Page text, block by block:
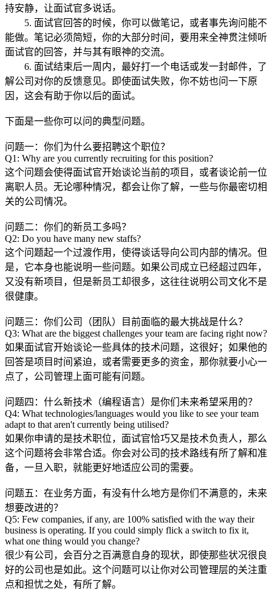
持安静，让面试官多说话。
5. 面试官回答的时候，你可以做笔记，或者事先询问能不
能做。笔记必须简短，你的大部分时间，要用来全神贯注倾听
面试官的回答，并与其有眼神的交流。
6. 面试结束后一周内，最好打一个电话或发一封邮件，了
解公司对你的反馈意见。即使面试失败，你不妨也问一下原
因，这会有助于你以后的面试。
下面是一些你可以问的典型问题。
问题一：你们为什么要招聘这个职位？
Q1: Why are you currently recruiting for this position?
这个问题会使得面试官开始谈论当前的项目，或者谈论前一位
离职人员。无论哪种情况，都会让你了解，一些与你最密切相
关的公司情况。
问题二：你们的新员工多吗？
Q2: Do you have many new staffs?
这个问题起一个过渡作用，使得谈话导向公司内部的情况。但
是，它本身也能说明一些问题。如果公司成立已经超过四年，
又没有新项目，但是新员工却很多，这往往说明公司文化不是
很健康。
问题三：你们公司（团队）目前面临的最大挑战是什么？
Q3: What are the biggest challenges your team are facing right now?
如果面试官开始谈论一些具体的技术问题，这很好；如果他的
回答是项目时间紧迫，或者需要更多的资金，那你就要小心一
点了，公司管理上面可能有问题。
问题四：什么新技术（编程语言）是你们未来希望采用的？
Q4: What technologies/languages would you like to see your team
adapt to that aren't currently being utilised?
如果你申请的是技术职位，面试官恰巧又是技术负责人，那么
这个问题将会非常合适。你会对公司的技术路线有所了解和准
备，一旦入职，就能更好地适应公司的需要。
问题五：在业务方面，有没有什么地方是你们不满意的，未来
想要改进的？
Q5: Few companies, if any, are 100% satisfied with the way their
business is operating. If you could simply flick a switch to fix it,
what one thing would you change?
很少有公司，会百分之百满意自身的现状，即使那些状况很良
好的公司也是如此。这个问题可以让你对公司管理层的关注重
点和担忧之处，有所了解。